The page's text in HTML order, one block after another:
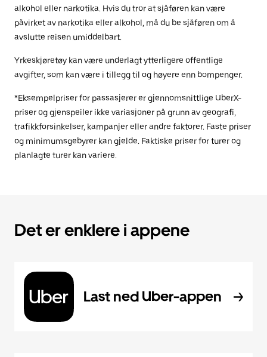
alkohol eller narkotika. Hvis du tror at sjåføren kan være
påvirket av narkotika eller alkohol, må du be sjåføren om å
avslutte reisen umiddelbart.
Yrkeskjøretøy kan være underlagt ytterligere offentlige
avgifter, som kan være i tillegg til og høyere enn bompenger.
*Eksempelpriser for passasjerer er gjennomsnittlige UberX-
priser og gjenspeiler ikke variasjoner på grunn av geografi,
trafikkforsinkelser, kampanjer eller andre faktorer. Faste priser
og minimumsgebyrer kan gjelde. Faktiske priser for turer og
planlagte turer kan variere.
Det er enklere i appene
Last ned Uber-appen